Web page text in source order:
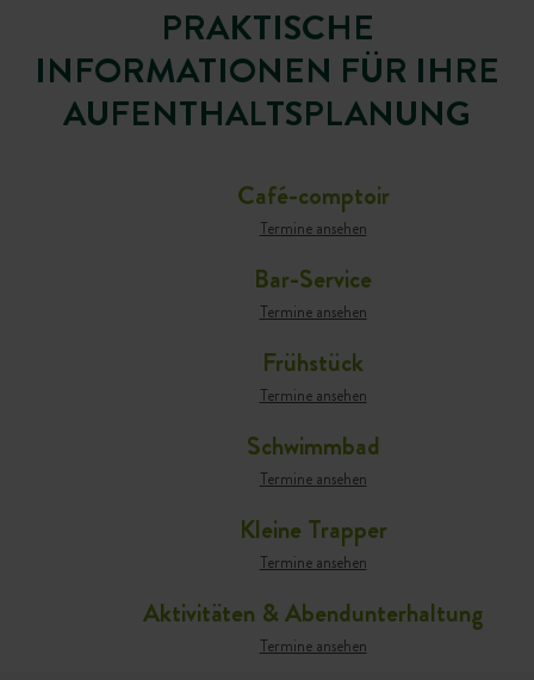
PRAKTISCHE
INFORMATIONEN FÜR IHRE
AUFENTHALTSPLANUNG
Café-comptoir
Termine ansehen
Bar-Service
Termine ansehen
Frühstück
Termine ansehen
Schwimmbad
Termine ansehen
Kleine Trapper
Termine ansehen
Aktivitäten & Abendunterhaltung
Termine ansehen